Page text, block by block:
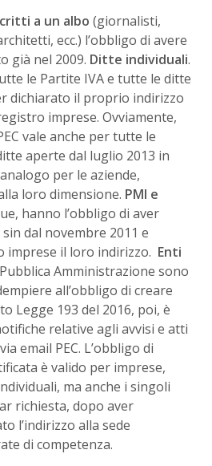
a un albo (giornalisti,
ecc.) l’obbligo di avere
già nel 2009. Ditte individuali.
le Partite IVA e tutte le ditte
dichiarato il proprio indirizzo
imprese. Ovviamente,
vale anche per tutte le
aperte dal luglio 2013 in
per le aziende,
loro dimensione. PMI e
hanno l’obbligo di aver
dal novembre 2011 e
imprese il loro indirizzo. Enti
Amministrazione sono
all’obbligo di creare
Legge 193 del 2016, poi, è
relative agli avvisi e atti
email PEC. L’obbligo di
è valido per imprese,
ma anche i singoli
richiesta, dopo aver
l’indirizzo alla sede
di competenza.